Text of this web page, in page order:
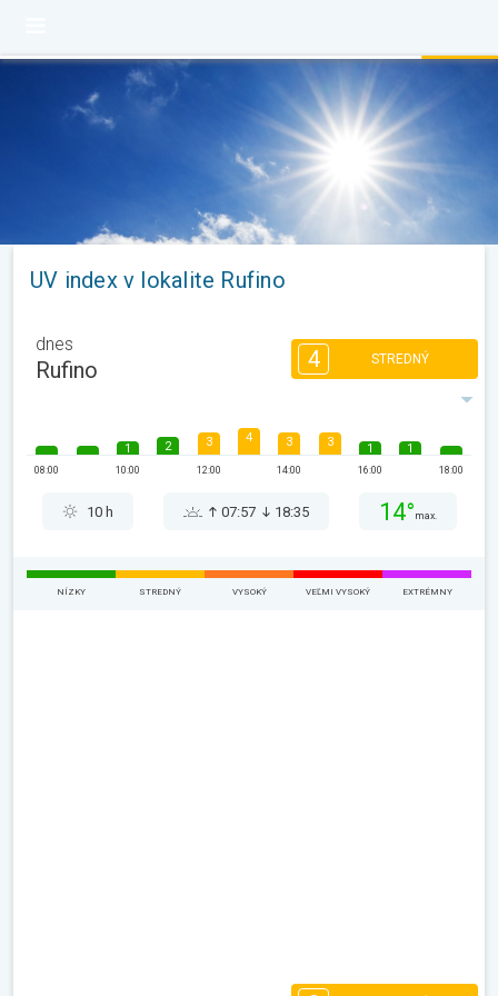
UV index v lokalite Rufino
dnes
Rufino 4 STREDNÝ
08:00
1
10:00
2 3
12:00
4 3
14:00
3 1
16:00
1
18:00
10 h 07:57 18:35 14° max.
NÍZKY STREDNÝ VYSOKÝ VEĽMI VYSOKÝ EXTRÉMNY